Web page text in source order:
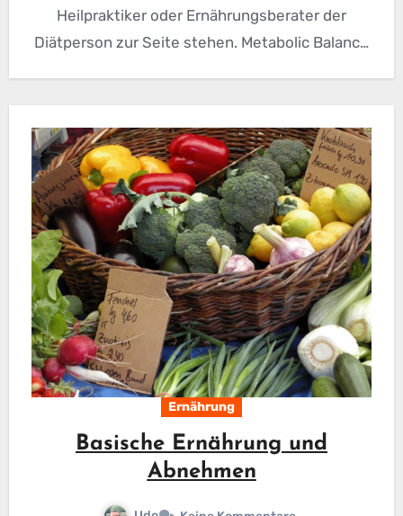
Heilpraktiker oder Ernährungsberater der
Diätperson zur Seite stehen. Metabolic Balance
Ernährung
Basische Ernährung und
Abnehmen